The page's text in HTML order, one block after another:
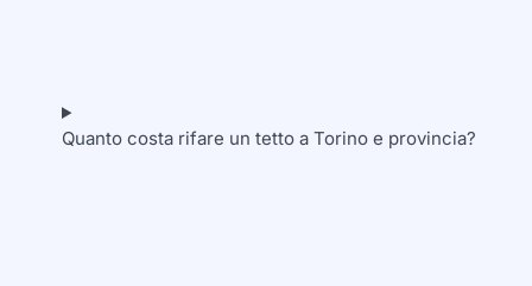
Quanto costa rifare un tetto a Torino e provincia?